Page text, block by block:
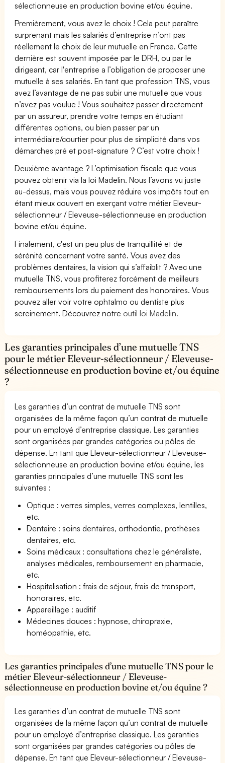
sélectionneuse en production bovine et/ou équine.
Premièrement, vous avez le choix ! Cela peut paraître
surprenant mais les salariés d’entreprise n’ont pas
réellement le choix de leur mutuelle en France. Cette
dernière est souvent imposée par le DRH, ou par le
dirigeant, car l'entreprise a l’obligation de proposer une
mutuelle à ses salariés. En tant que profession TNS, vous
avez l’avantage de ne pas subir une mutuelle que vous
n’avez pas voulue ! Vous souhaitez passer directement
par un assureur, prendre votre temps en étudiant
différentes options, ou bien passer par un
intermédiaire/courtier pour plus de simplicité dans vos
démarches pré et post-signature ? C’est votre choix !
Deuxième avantage ? L’optimisation fiscale que vous
pouvez obtenir via la loi Madelin. Nous l’avons vu juste
au-dessus, mais vous pouvez réduire vos impôts tout en
étant mieux couvert en exerçant votre métier Eleveur-
sélectionneur / Eleveuse-sélectionneuse en production
bovine et/ou équine.
Finalement, c'est un peu plus de tranquillité et de
sérénité concernant votre santé. Vous avez des
problèmes dentaires, la vision qui s’affaiblit ? Avec une
mutuelle TNS, vous profiterez forcément de meilleurs
remboursements lors du paiement des honoraires. Vous
pouvez aller voir votre ophtalmo ou dentiste plus
sereinement. Découvrez notre outil loi Madelin.
Les garanties principales d’une mutuelle TNS
pour le métier Eleveur-sélectionneur / Eleveuse-
sélectionneuse en production bovine et/ou équine
?
Les garanties d’un contrat de mutuelle TNS sont
organisées de la même façon qu’un contrat de mutuelle
pour un employé d’entreprise classique. Les garanties
sont organisées par grandes catégories ou pôles de
dépense. En tant que Eleveur-sélectionneur / Eleveuse-
sélectionneuse en production bovine et/ou équine, les
garanties principales d’une mutuelle TNS sont les
suivantes :
Optique : verres simples, verres complexes, lentilles,
etc.
Dentaire : soins dentaires, orthodontie, prothèses
dentaires, etc.
Soins médicaux : consultations chez le généraliste,
analyses médicales, remboursement en pharmacie,
etc.
Hospitalisation : frais de séjour, frais de transport,
honoraires, etc.
Appareillage : auditif
Médecines douces : hypnose, chiropraxie,
homéopathie, etc.
Les garanties principales d’une mutuelle TNS pour le
métier Eleveur-sélectionneur / Eleveuse-
sélectionneuse en production bovine et/ou équine ?
Les garanties d’un contrat de mutuelle TNS sont
organisées de la même façon qu’un contrat de mutuelle
pour un employé d’entreprise classique. Les garanties
sont organisées par grandes catégories ou pôles de
dépense. En tant que Eleveur-sélectionneur / Eleveuse-